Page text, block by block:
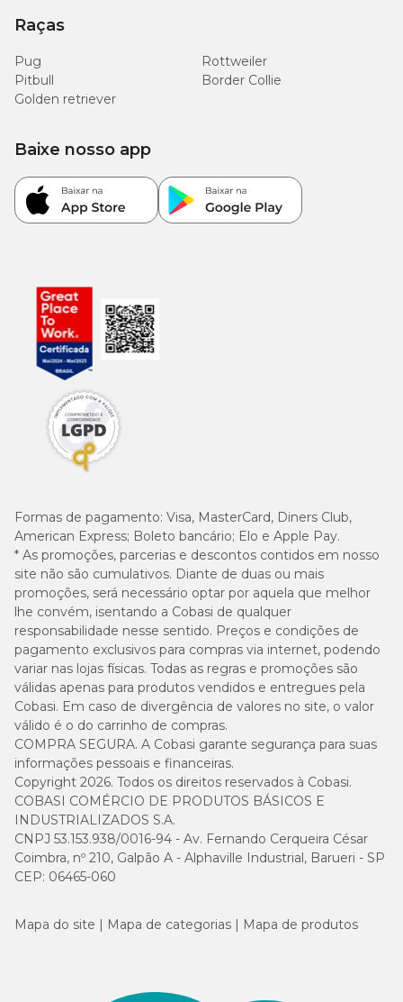
Raças
Pug
Rottweiler
Pitbull
Border Collie
Golden retriever
Formas de pagamento: Visa, MasterCard, Diners Club,
American Express; Boleto bancário; Elo e Apple Pay.
* As promoções, parcerias e descontos contidos em nosso
site não são cumulativos. Diante de duas ou mais
promoções, será necessário optar por aquela que melhor
lhe convém, isentando a Cobasi de qualquer
responsabilidade nesse sentido. Preços e condições de
pagamento exclusivos para compras via internet, podendo
variar nas lojas físicas. Todas as regras e promoções são
válidas apenas para produtos vendidos e entregues pela
Cobasi. Em caso de divergência de valores no site, o valor
válido é o do carrinho de compras.
COMPRA SEGURA. A Cobasi garante segurança para suas
informações pessoais e financeiras.
Copyright 2026. Todos os direitos reservados à Cobasi.
COBASI COMÉRCIO DE PRODUTOS BÁSICOS E
INDUSTRIALIZADOS S.A.
CNPJ 53.153.938/0016-94 - Av. Fernando Cerqueira César
Coimbra, nº 210, Galpão A - Alphaville Industrial, Barueri - SP
CEP: 06465-060
Baixe nosso app
Mapa do site Mapa de categorias Mapa de produtos